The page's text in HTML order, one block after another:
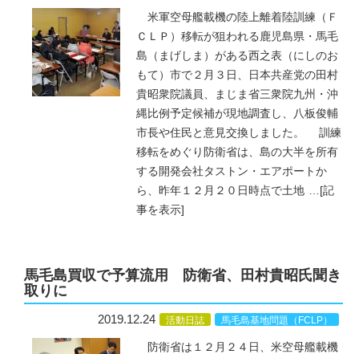
米軍空母艦載機の陸上離着陸訓練（Ｆ
ＣＬＰ）移転が狙われる鹿児島県・馬毛
島（まげしま）がある西之表（にしのお
もて）市で２月３日、日本共産党の田村
貴昭衆院議員、まじま省三衆院九州・沖
縄比例予定候補が現地調査し、八板俊輔
市長や住民と意見交換しました。 訓練
移転をめぐり防衛省は、島の大半を所有
する開発会社タストン・エアポートか
ら、昨年１２月２０日時点で土地 … [記
事を表示]
馬毛島買収で予算流用 防衛省、田村貴昭氏聞き
取りに
2019.12.24 活動日誌 馬毛島基地問題（FCLP）
防衛省は１２月２４日、米空母艦載機